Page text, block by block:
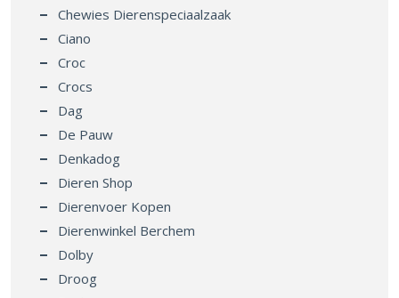
Chewies Dierenspeciaalzaak
Ciano
Croc
Crocs
Dag
De Pauw
Denkadog
Dieren Shop
Dierenvoer Kopen
Dierenwinkel Berchem
Dolby
Droog